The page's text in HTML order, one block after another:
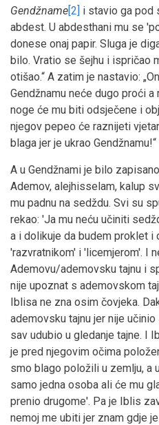
Gendžname[2] i stavio ga pod
abdest. U abdesthani mu se
donese onaj papir. Sluga je
bilo. Vratio se šejhu i ispričao
otišao.“ A zatim je nastavio:
Gendžnamu neće dugo proći
noge će mu biti odsječene i
njegov pepeo će raznijeti
blaga jer je ukrao Gendžnamu!“
A u Gendžnami je bilo
Ademov, alejhisselam, kalup
mu padnu na sedždu. Svi su
rekao: 'Ja mu neću učiniti
a i dolikuje da budem proklet i
'razvratnikom' i 'licemjerom'. I
Ademovu/ademovsku tajnu i
nije upoznat s ademovskom
Iblisa ne zna osim čovjeka.
ademovsku tajnu jer nije
sav udubio u gledanje tajne. I
je pred njegovim očima
smo blago položili u zemlju, a
samo jedna osoba ali će mu
prenio drugome'. Pa je Iblis
nemoj me ubiti jer znam gdje